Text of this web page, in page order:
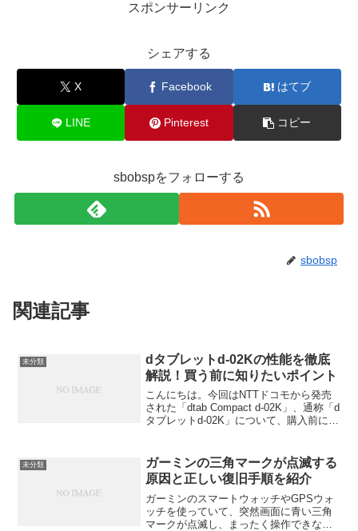
スポンサーリンク
シェアする
X Facebook はてブ
LINE Pinterest コピー
sbobspをフォローする
sbobsp
関連記事
未分類
dタブレットd-02Kの性能を徹底
解説！買う前に知りたいポイント
こんにちは。今回はNTTドコモから発売
された「dtab Compact d-02K」、通称「d
タブレットd-02K」について、購入前に気
ていきます。発売から時間が経って...
未分類
ガーミンの三角マークが点滅する
原因と正しい復旧手順を紹介
ガーミンのスマートウォッチやGPSウォ
ッチを使っていて、突然画面に青い三角
マークが点滅し、まったく操作できなく